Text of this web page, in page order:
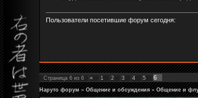
Пользователи посетившие форум сегодня:
Страница 6 из 6 « 1 2 3 4 5 6
Наруто форум » Общение и обсуждения » Общение и